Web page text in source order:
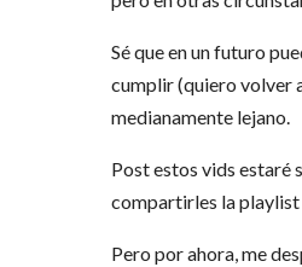
Sé que en un futuro
cumplir (quiero volver
medianamente lejano.
Post estos vids estaré
compartirles la playlist
Pero por ahora, me